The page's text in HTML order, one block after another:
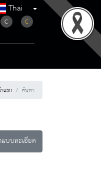
Thai
C C
แรก ค้นหา
บบละเอียด